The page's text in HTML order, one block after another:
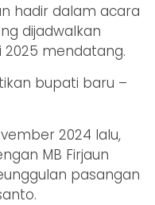
hadir dalam acara
dijadwalkan
mendatang.
bupati baru –
2024 lalu,
MB Firjaun
pasangan